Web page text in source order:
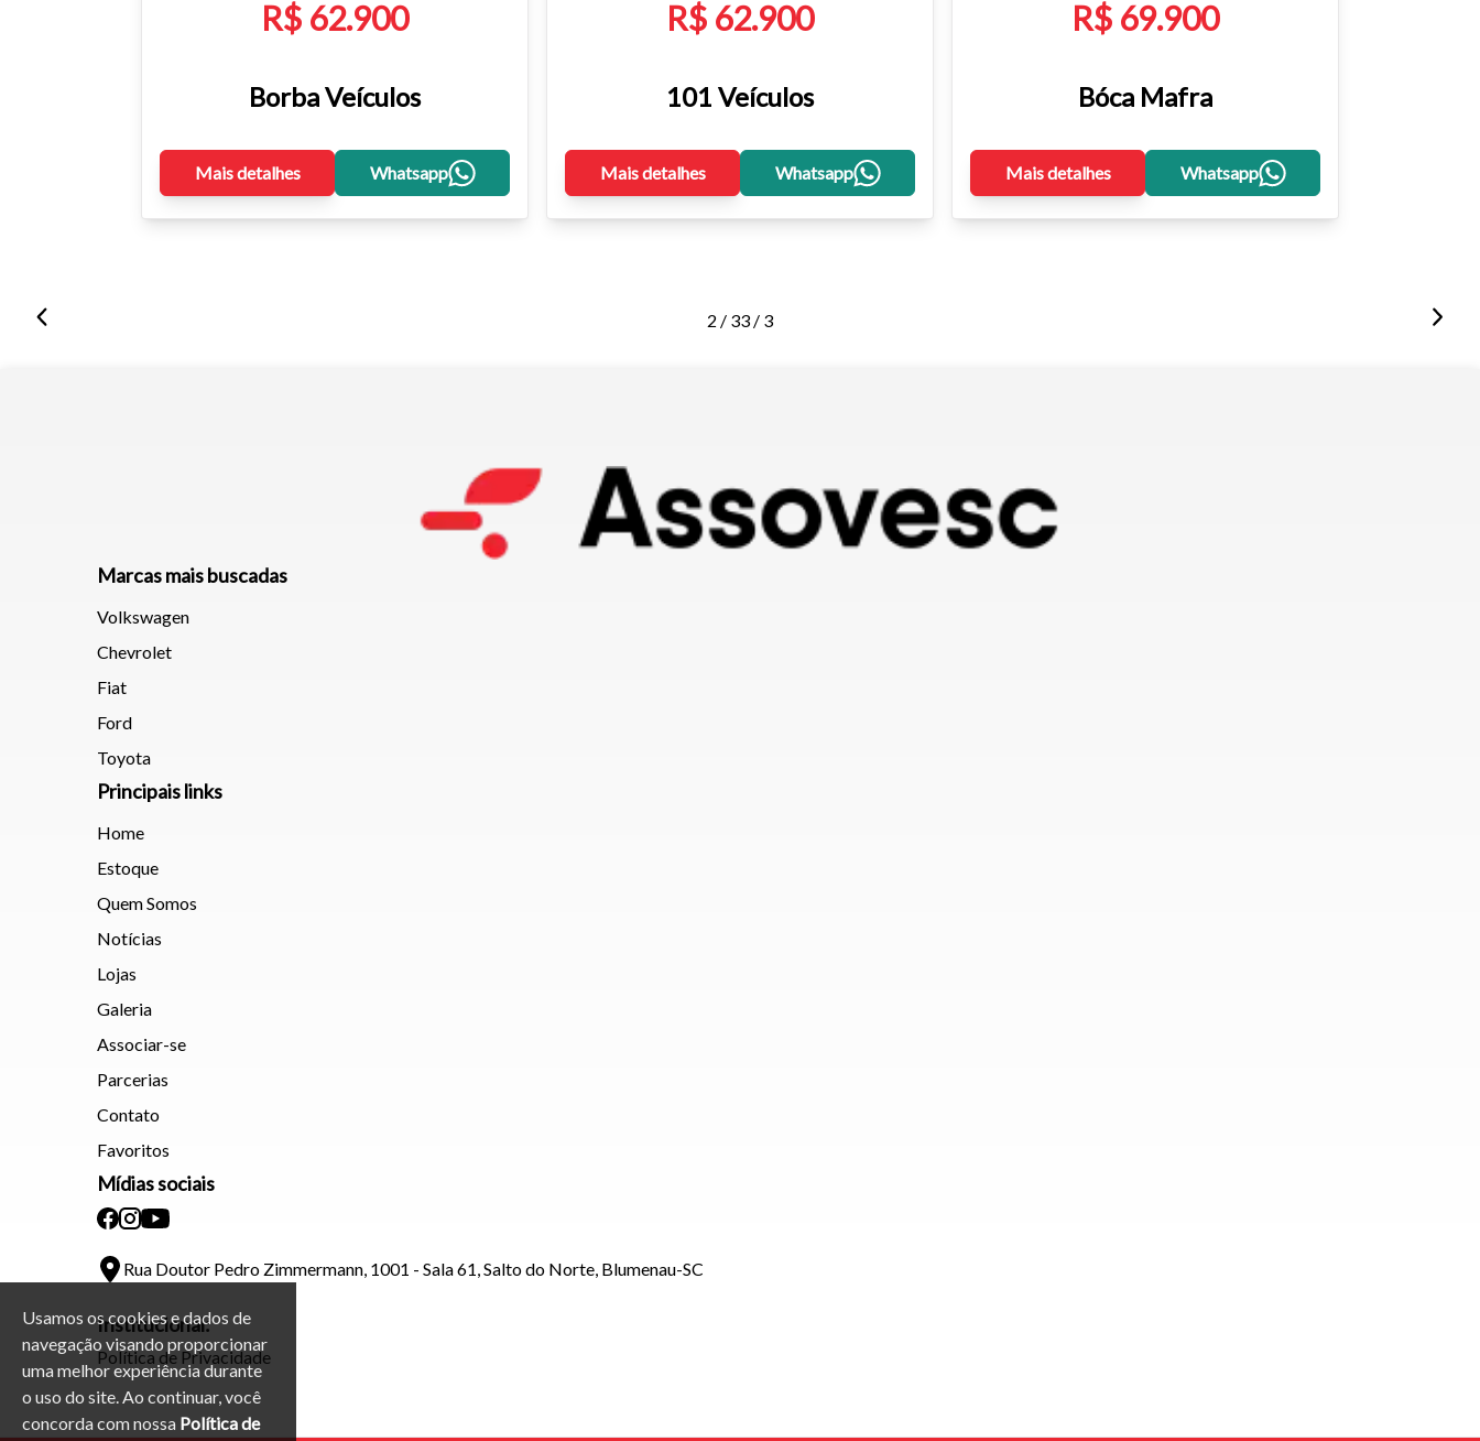
Usamos os cookies e dados de
navegação visando proporcionar
uma melhor experiência durante
o uso do site. Ao continuar, você
concorda com nossa Política de
R$ 62.900
Borba Veículos
Mais detalhes Whatsapp
R$ 62.900
101 Veículos
Mais detalhes Whatsapp
R$ 69.900
Bóca Mafra
Mais detalhes Whatsapp
2 / 33 / 3
Marcas mais buscadas
Volkswagen
Chevrolet
Fiat
Ford
Toyota
Principais links
Home
Estoque
Quem Somos
Notícias
Lojas
Galeria
Associar-se
Parcerias
Contato
Favoritos
Mídias sociais
Rua Doutor Pedro Zimmermann, 1001 - Sala 61, Salto do Norte, Blumenau-SC
Institucional:
Política de Privacidade